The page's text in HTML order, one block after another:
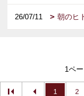
26/07/11 朝のヒ
1ペ
1 2